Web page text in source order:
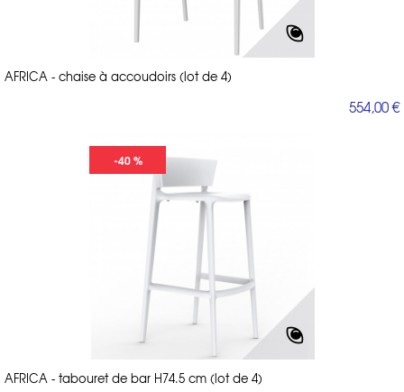
AFRICA - chaise à accoudoirs (lot de 4)
554,00 €
-40 %
AFRICA - tabouret de bar H74.5 cm (lot de 4)